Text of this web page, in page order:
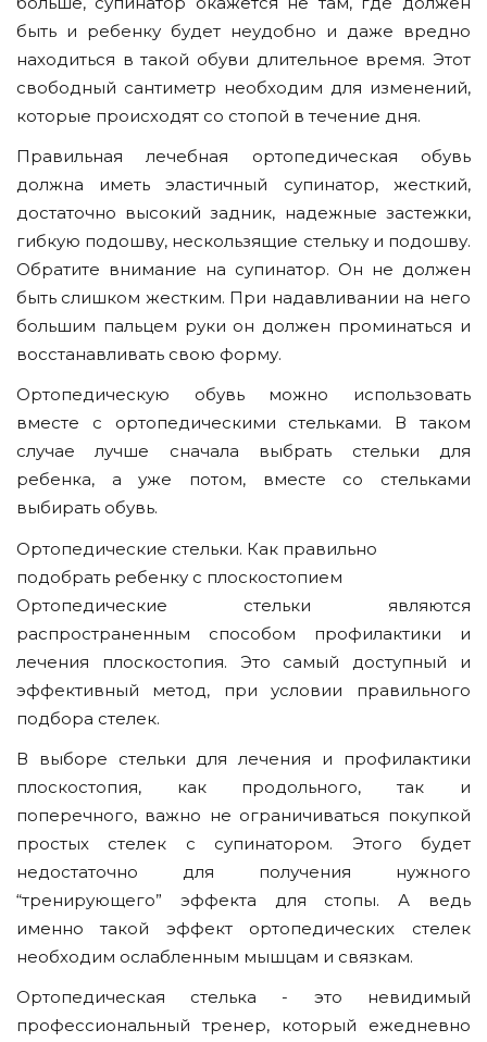
быть и ребенку будет неудобно и даже вредно
находиться в такой обуви длительное время. Этот
свободный сантиметр необходим для изменений,
которые происходят со стопой в течение дня.
Правильная лечебная ортопедическая обувь
должна иметь эластичный супинатор, жесткий,
достаточно высокий задник, надежные застежки,
гибкую подошву, нескользящие стельку и подошву.
Обратите внимание на супинатор. Он не должен
быть слишком жестким. При надавливании на него
большим пальцем руки он должен проминаться и
восстанавливать свою форму.
Ортопедическую обувь можно использовать
вместе с ортопедическими стельками. В таком
случае лучше сначала выбрать стельки для
ребенка, а уже потом, вместе со стельками
выбирать обувь.
Ортопедические стельки. Как правильно
подобрать ребенку с плоскостопием
Ортопедические стельки являются
распространенным способом профилактики и
лечения плоскостопия. Это самый доступный и
эффективный метод, при условии правильного
подбора стелек.
В выборе стельки для лечения и профилактики
плоскостопия, как продольного, так и
поперечного, важно не ограничиваться покупкой
простых стелек с супинатором. Этого будет
недостаточно для получения нужного
“тренирующего” эффекта для стопы. А ведь
именно такой эффект ортопедических стелек
необходим ослабленным мышцам и связкам.
Ортопедическая стелька - это невидимый
профессиональный тренер, который ежедневно